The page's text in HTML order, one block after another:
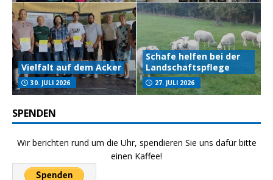
Vielfalt auf dem Acker
30. JULI 2026
Schafe helfen bei der
Landschaftspflege
27. JULI 2026
SPENDEN
Wir berichten rund um die Uhr, spendieren Sie uns dafür bitte
einen Kaffee!